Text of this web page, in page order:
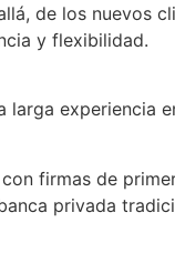
de los nuevos
y flexibilidad.
larga experiencia
firmas de
privada